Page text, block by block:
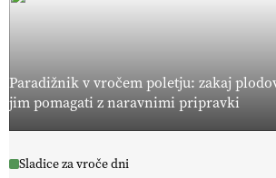
Paradižnik v vročem poletju: zakaj
jim pomagati z naravnimi pripravki
Sladice za vroče dni